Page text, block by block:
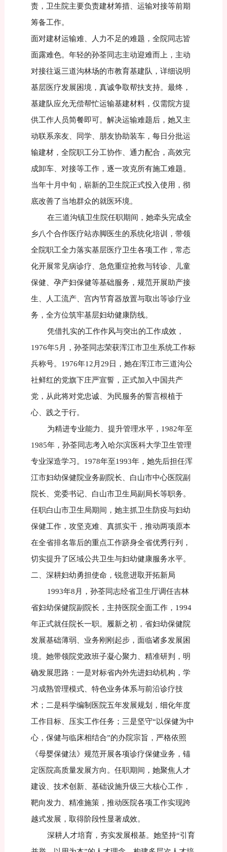
责，卫生院主要负责建材筹措、运输对接等前期
筹备工作。
面对建材运输难、人力不足的难题，全院同志皆
面露难色。年轻的孙荃同志主动迎难而上，主动
对接往返三道沟林场的市教育基建队，详细说明
基层医疗发展困境，真诚争取帮扶支持。最终，
基建队应允无偿帮忙运输基建材料，仅需院方提
供工作人员简餐即可。解决运输难题后，她又主
动联系亲友、同学、朋友协助装车，每日分批运
输建材，全院职工分工协作、通力配合，高效完
成卸车、对接等工作，逐一攻克所有施工难题。
当年十月中旬，崭新的卫生院正式投入使用，彻
底改善了当地群众的就医环境。
在三道沟镇卫生院任职期间，她牵头完成全
乡八个合作医疗站赤脚医生的系统化培训，带领
全院职工全力落实基层医疗卫生各项工作，常态
化开展常见病诊疗、急危重症抢救与转诊、儿童
保健、孕产妇保健等基础服务，规范开展助产接
生、人工流产、宫内节育器放置与取出等诊疗业
务，全方位筑牢基层妇幼健康防线。
凭借扎实的工作作风与突出的工作成效，
1976年5月，孙荃同志荣获浑江市卫生系统工作标
兵称号。1976年12月29日，她在浑江市三道沟公
社鲜红的党旗下庄严宣誓，正式加入中国共产
党，从此将对党忠诚、为民服务的誓言根植于
心、践之于行。
为精进专业能力、提升管理水平，1982年至
1985年，孙荃同志考入哈尔滨医科大学卫生管理
专业深造学习。1978年至1993年，她先后担任浑
江市妇幼保健院业务副院长、白山市中心医院副
院长、党委书记、白山市卫生局副局长等职务。
任职白山市卫生局期间，她主抓卫生防疫与妇幼
保健工作，攻坚克难、真抓实干，推动两项原本
在全省排名靠后的重点工作跻身全省优秀行列，
切实提升了区域公共卫生与妇幼健康服务水平。
二、深耕妇幼勇担使命，锐意进取开拓新局
1993年8月，孙荃同志经省卫生厅调任吉林
省妇幼保健院副院长，主持医院全面工作，1994
年正式就任院长一职。履新之初，省妇幼保健院
发展基础薄弱、业务刚刚起步，面临诸多发展困
境。她带领院党政班子凝心聚力、精准研判，明
确发展思路：一是对标省内外先进妇幼机构，学
习成熟管理模式、特色业务体系与前沿诊疗技
术；二是科学编制医院五年发展规划，细化年度
工作目标、压实工作任务；三是坚守“以保健为中
心，保健与临床相结合”的办院宗旨，严格依照
《母婴保健法》规范开展各项诊疗保健业务，锚
定医院高质量发展方向。任职期间，她聚焦人才
建设、技术创新、基础设施升级三大核心工作，
靶向发力、精准施策，推动医院各项工作实现跨
越式发展，取得阶段性显著成效。
深耕人才培育，夯实发展根基。她坚持“引育